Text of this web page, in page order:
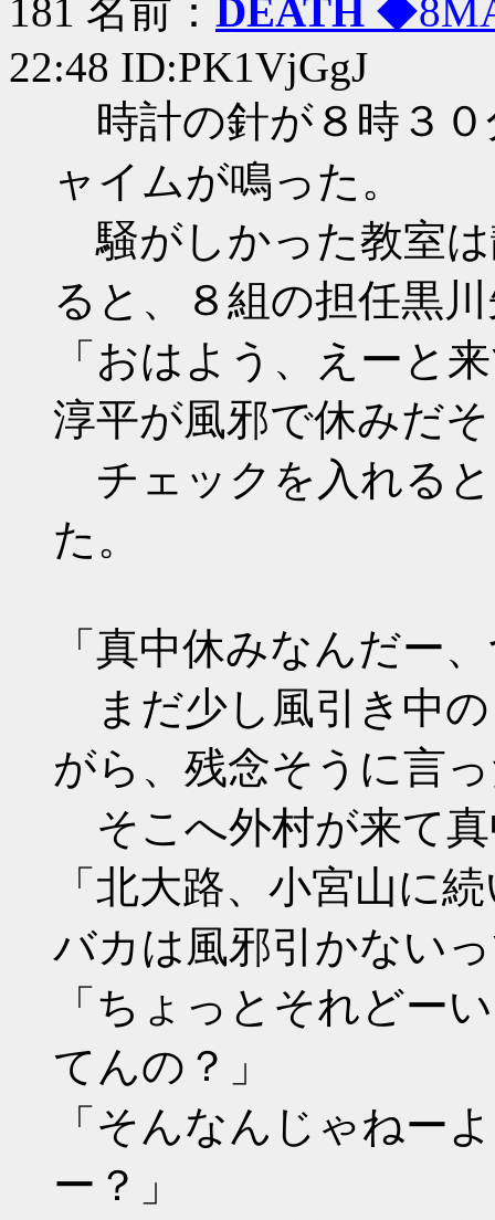
181 名前： DEATH
22:48 ID:PK1VjGgJ
時計の針が８時３０
ャイムが鳴った。
騒がしかった教室
ると、８組の担任黒
「おはよう、えーと
淳平が風邪で休みだ
チェックを入れる
た。
「真中休みなんだー
まだ少し風引き中
がら、残念そうに言
そこへ外村が来て
「北大路、小宮山に
バカは風邪引かない
「ちょっとそれどー
てんの？」
「そんなんじゃねー
ー？」